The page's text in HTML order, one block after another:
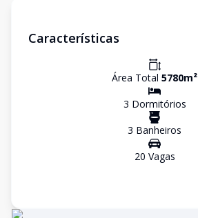
Características
Área Total 5780m²
3 Dormitórios
3 Banheiros
20 Vagas